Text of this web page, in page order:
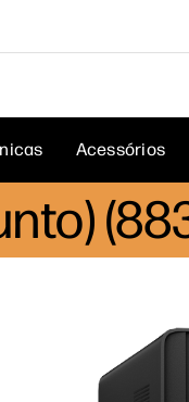
Acessórios